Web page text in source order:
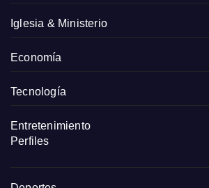
Iglesia & Ministerio
Economía
Tecnología
Entretenimiento
Perfiles